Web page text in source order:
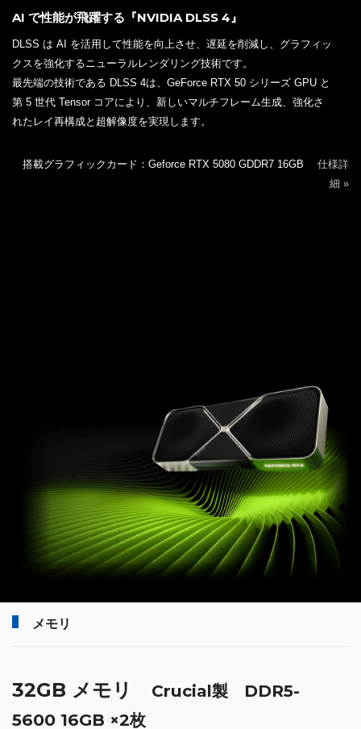
AI で性能が飛躍する『NVIDIA DLSS 4』
DLSS は AI を活用して性能を向上させ、遅延を削減し、グラフィッ
クスを強化するニューラルレンダリング技術です。
最先端の技術である DLSS 4は、GeForce RTX 50 シリーズ GPU と
第 5 世代 Tensor コアにより、新しいマルチフレーム生成、強化さ
れたレイ再構成と超解像度を実現します。
搭載グラフィックカード：Geforce RTX 5080 GDDR7 16GB 仕様詳
細 »
メモリ
32GB メモリ
Crucial製 DDR5-
5600 16GB ×2枚